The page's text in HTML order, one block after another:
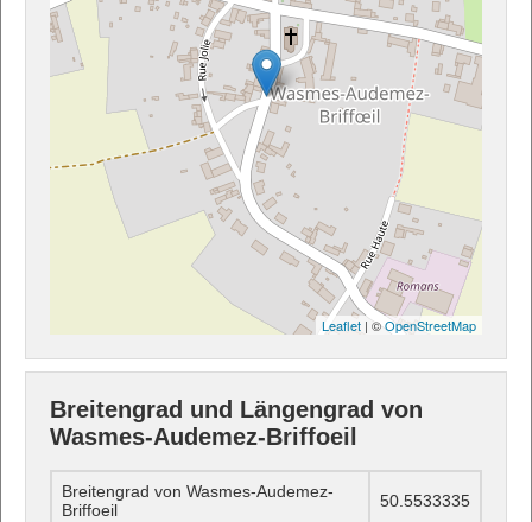
Leaflet | ©OpenStreetMap
Breitengrad und Längengrad von
Wasmes-Audemez-Briffoeil
Breitengrad von Wasmes-Audemez-
Briffoeil
50.5533335